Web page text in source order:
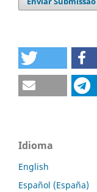
Idioma
English
Español (España)